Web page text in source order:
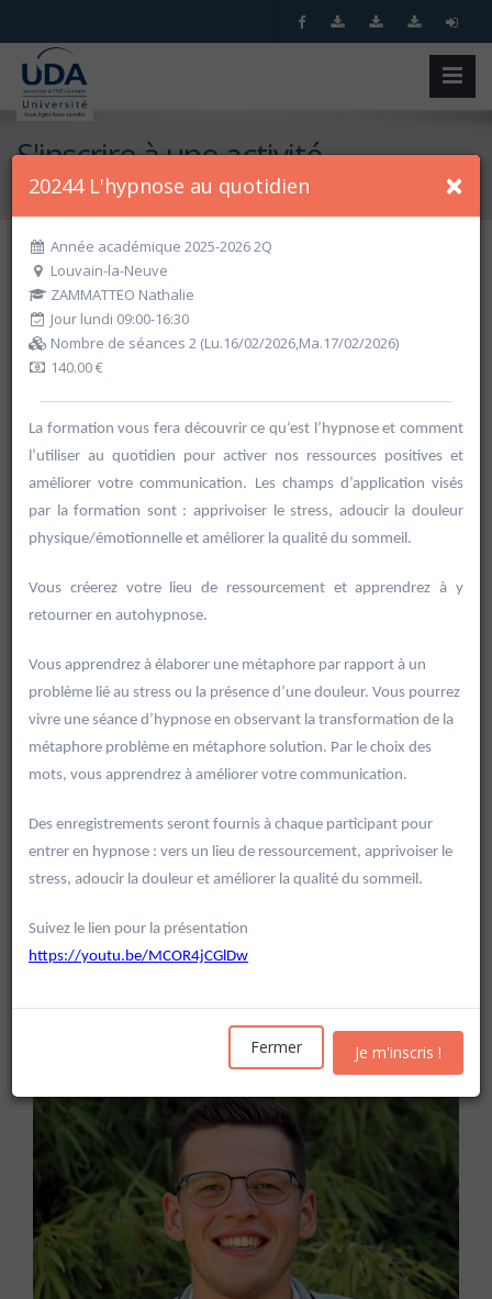
S'inscrire à une activité
Accueil S'inscrire à une activité
Recherche spécifique
Recherche par critères
Vider les filtres
seront ouvertesà partir du mercredi 19 août
×
20244 L'hypnose au quotidien
Année académique 2025-2026 2Q
Louvain-la-Neuve
ZAMMATTEO Nathalie
Jour lundi 09:00-16:30
Nombre de séances 2 (Lu.16/02/2026,Ma.17/02/2026)
140.00 €
La formation vous fera découvrir ce qu’est l’hypnose et comment
l’utiliser au quotidien pour activer nos ressources positives et
améliorer votre communication. Les champs d’application visés
par la formation sont : apprivoiser le stress, adoucir la douleur
physique/émotionnelle et améliorer la qualité du sommeil.
Vous créerez votre lieu de ressourcement et apprendrez à y
retourner en autohypnose.
Vous apprendrez à élaborer une métaphore par rapport à un
problème lié au stress ou la présence d’une douleur. Vous pourrez
vivre une séance d’hypnose en observant la transformation de la
métaphore problème en métaphore solution. Par le choix des
mots, vous apprendrez à améliorer votre communication.
Des enregistrements seront fournis à chaque participant pour
entrer en hypnose : vers un lieu de ressourcement, apprivoiser le
stress, adoucir la douleur et améliorer la qualité du sommeil.
Suivez le lien pour la présentation
https://youtu.be/MCOR4jCGlDw
Fermer Je m'inscris !